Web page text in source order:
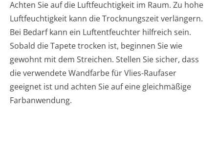
Achten Sie auf die Luftfeuchtigkeit im Raum. Zu hohe
Luftfeuchtigkeit kann die Trocknungszeit verlängern.
Bei Bedarf kann ein Luftentfeuchter hilfreich sein.
Sobald die Tapete trocken ist, beginnen Sie wie
gewohnt mit dem Streichen. Stellen Sie sicher, dass
die verwendete Wandfarbe für Vlies-Raufaser
geeignet ist und achten Sie auf eine gleichmäßige
Farbanwendung.